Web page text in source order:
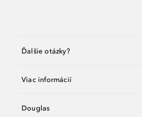
Ďalšie otázky?
Viac informácií
Douglas